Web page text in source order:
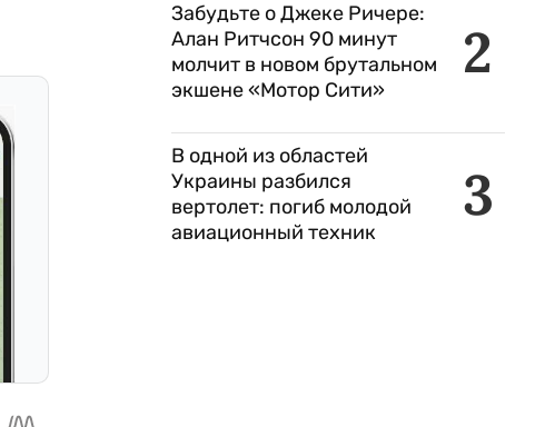
2
Забудьте о Джеке Ричере:
Алан Ритчсон 90 минут
молчит в новом брутальном
экшене «Мотор Сити»
3
В одной из областей
Украины разбился
вертолет: погиб молодой
авиационный техник